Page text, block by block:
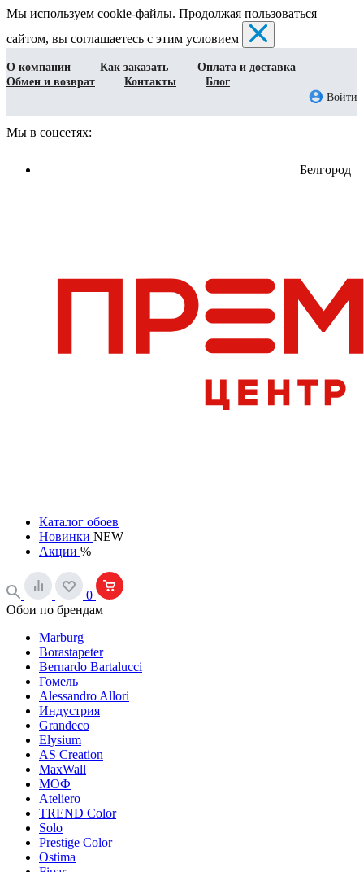
Мы используем cookie-файлы. Продолжая пользоваться
сайтом, вы соглашаетесь с этим условием
О компании Как заказать
Оплата и доставка
Обмен и возврат
Контакты
Блог
Войти
Мы в соцсетях:
Белгород
Каталог обоев
Новинки NEW
Акции %
0
Обои по брендам
Marburg
Borastapeter
Bernardo Bartalucci
Гомель
Alessandro Allori
Индустрия
Grandeco
Elysium
AS Creation
MaxWall
МОФ
Ateliero
TREND Color
Solo
Prestige Color
Ostima